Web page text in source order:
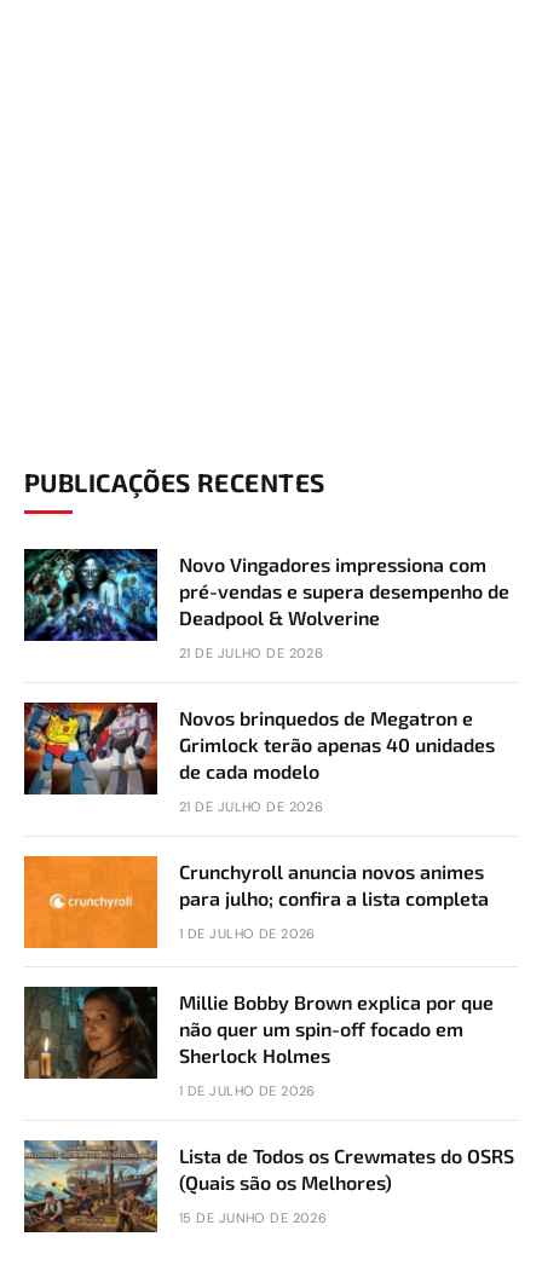
PUBLICAÇÕES RECENTES
Novo Vingadores impressiona com
pré-vendas e supera desempenho de
Deadpool & Wolverine
21 DE JULHO DE 2026
Novos brinquedos de Megatron e
Grimlock terão apenas 40 unidades
de cada modelo
21 DE JULHO DE 2026
Crunchyroll anuncia novos animes
para julho; confira a lista completa
1 DE JULHO DE 2026
Millie Bobby Brown explica por que
não quer um spin-off focado em
Sherlock Holmes
1 DE JULHO DE 2026
Lista de Todos os Crewmates do OSRS
(Quais são os Melhores)
15 DE JUNHO DE 2026